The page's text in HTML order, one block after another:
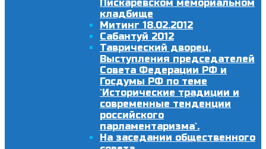
Пискаревском мемориальном
кладбище
Митинг 18.02.2012
Сабантуй 2012
Таврический дворец.
Выступления председателей
Совета Федерации РФ и
Госдумы РФ по теме
`Исторические традиции и
современные тенденции
российского
парламентаризма`.
На заседании общественного